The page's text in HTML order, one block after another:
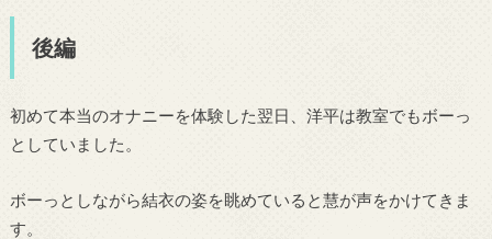
後編
初めて本当のオナニーを体験した翌日、洋平は教室でもボーっ
としていました。
ボーっとしながら結衣の姿を眺めていると慧が声をかけてきま
す。